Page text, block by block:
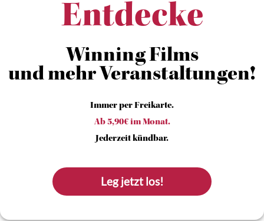
Entdecke
Winning Films
und mehr Veranstaltungen!
Immer per Freikarte.
Ab 5,90€ im Monat.
Jederzeit kündbar.
Leg jetzt los!